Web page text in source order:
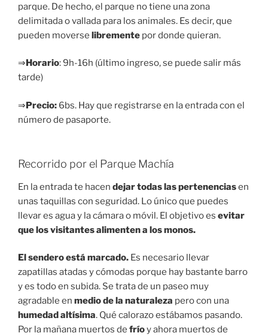
parque. De hecho, el parque no tiene una zona
delimitada o vallada para los animales. Es decir, que
pueden moverse libremente por donde quieran.
⇒ Horario: 9h-16h (último ingreso, se puede salir más
tarde)
⇒Precio: 6bs. Hay que registrarse en la entrada con el
número de pasaporte.
Recorrido por el Parque Machía
En la entrada te hacen dejar todas las pertenenciasen
unas taquillas con seguridad. Lo único que puedes
llevar es agua y la cámara o móvil. El objetivo es evitar
que los visitantes alimenten a los monos.
El sendero está marcado. Es necesario llevar
zapatillas atadas y cómodas porque hay bastante barro
y es todo en subida. Se trata de un paseo muy
agradable en medio de la naturaleza pero con una
humedad altísima. Qué calorazo estábamos pasando.
Por la mañana muertos de fríoy ahora muertos de